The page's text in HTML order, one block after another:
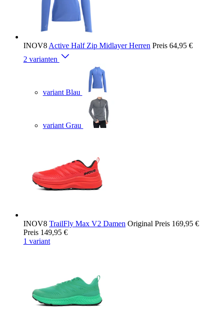
INOV8 Active Half Zip Midlayer Herren Preis 64,95 €
2 varianten
variant Blau
variant Grau
INOV8 TrailFly Max V2 Damen Original Preis 169,95 €
Preis 149,95 €
1 variant